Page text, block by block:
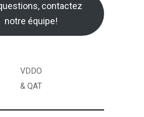
contactez
notre équipe!
VDDO
& QAT